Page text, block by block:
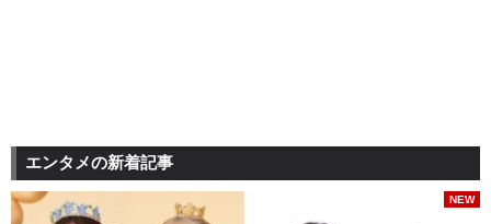
エンタメの新着記事
NEW